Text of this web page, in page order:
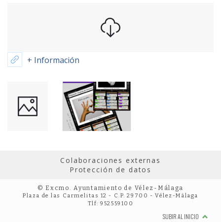
+ Información
Colaboraciones externas
Protección de datos
© Excmo. Ayuntamiento de Vélez-Málaga
Plaza de las Carmelitas 12 - C.P. 29700 - Vélez-Málaga
Tlf: 952559100
SUBIR AL INICIO